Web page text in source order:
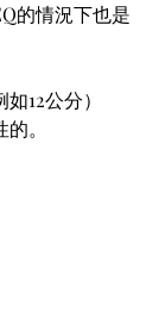
的情況下也是
12公分）
。